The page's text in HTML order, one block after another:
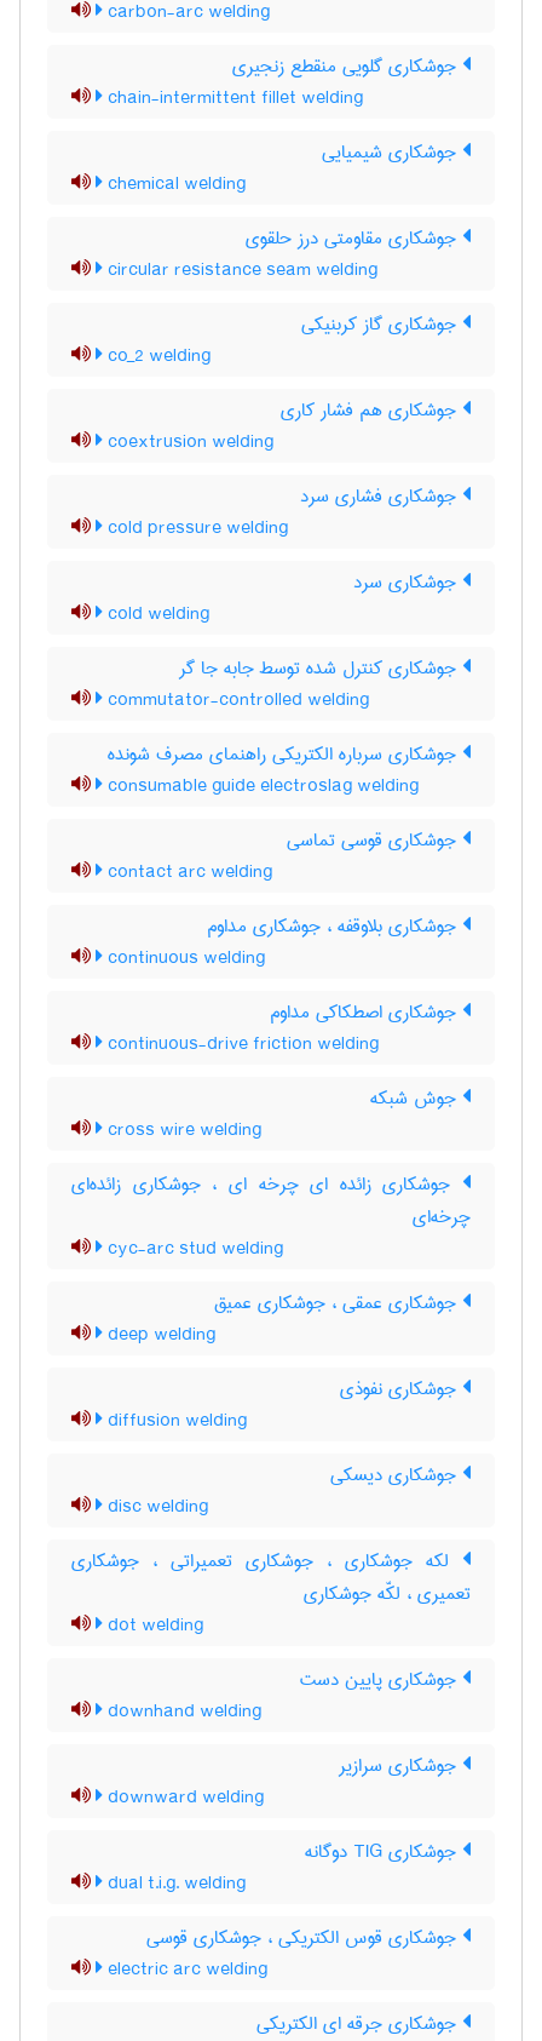
carbon-arc welding
جوشکاری گلویی منقطع زنجیری
chain-intermittent fillet welding
جوشکاری شیمیایی
chemical welding
جوشکاری مقاومتی درز حلقوی
circular resistance seam welding
جوشکاری گاز کربنیکی
co_2 welding
جوشکاری هم فشار کاری
coextrusion welding
جوشکاری فشاری سرد
cold pressure welding
جوشکاری سرد
cold welding
جوشکاری کنترل شده توسط جابه جا گر
commutator-controlled welding
جوشکاری سرباره الکتریکی راهنمای مصرف شونده
consumable guide electroslag welding
جوشکاری قوسی تماسی
contact arc welding
جوشکاری بلاوقفه ، جوشکاری مداوم
continuous welding
جوشکاری اصطکاکی مداوم
continuous-drive friction welding
جوش شبکه
cross wire welding
جوشکاری زائده ای چرخه ای ، جوشکاری زائده‌ای
چرخه‌ای
cyc-arc stud welding
جوشکاری عمقی ، جوشکاری عمیق
deep welding
جوشکاری نفوذی
diffusion welding
جوشکاری دیسکی
disc welding
لکه جوشکاری ، جوشکاری تعمیراتی ، جوشکاری
تعمیری ، لکّه جوشکاری
dot welding
جوشکاری پایین دست
downhand welding
جوشکاری سرازیر
downward welding
جوشکاری TIG دوگانه
dual t.i.g. welding
جوشکاری قوس الکتریکی ، جوشکاری قوسی
electric arc welding
جوشکاری جرقه ای الکتریکی